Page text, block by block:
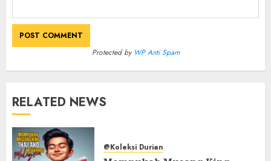
Protected by WP Anti Spam
RELATED NEWS
@Koleksi Durian